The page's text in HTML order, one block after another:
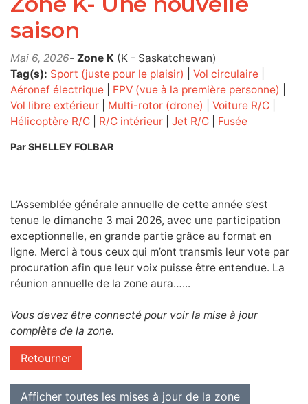
saison
Mai 6, 2026- Zone K (K - Saskatchewan)
Tag(s): Sport (juste pour le plaisir) Vol circulaire
Aéronef électrique
FPV (vue à la première personne)
Vol libre extérieur
Multi-rotor (drone) Voiture R/C
Hélicoptère R/C
R/C intérieur Jet R/C Fusée
Par SHELLEY FOLBAR
L’Assemblée générale annuelle de cette année s’est
tenue le dimanche 3 mai 2026, avec une participation
exceptionnelle, en grande partie grâce au format en
ligne. Merci à tous ceux qui m’ont transmis leur vote par
procuration afin que leur voix puisse être entendue. La
réunion annuelle de la zone aura…...
Vous devez être connecté pour voir la mise à jour
complète de la zone.
Retourner
Afficher toutes les mises à jour de la zone